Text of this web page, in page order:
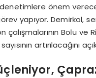
önem
yapıyor. Demirkol,
çalışmalarının Bolu ve
artırılacağını